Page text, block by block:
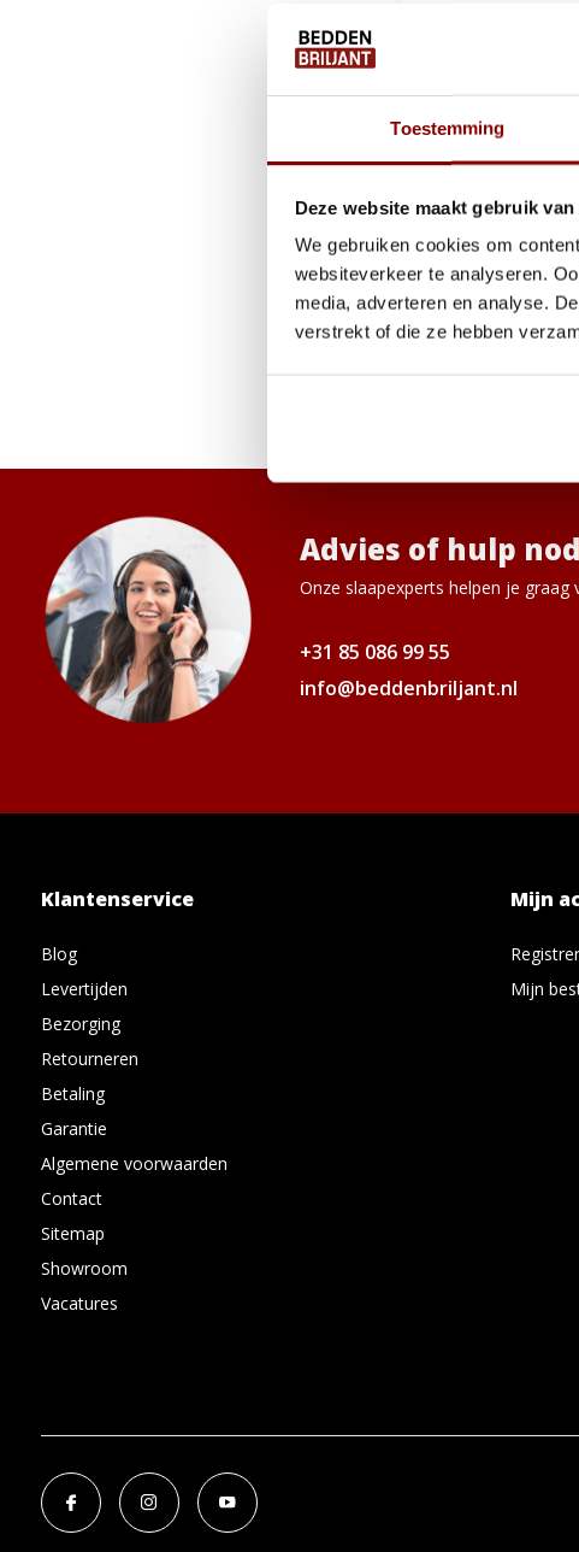
Toestemming
Deze website maakt gebruik
We gebruiken cookies om
websiteverkeer te analyseren.
media, adverteren en analyse.
verstrekt of die ze hebben
matraswig. Deze
Een matraswig
hebben en is over het
bijvoorbeeld zijn dat
geniet u beide van
Een matraswig is in
Advies of hulp
Onze slaapexperts helpen je graag
+31 85 086 99 55
info@beddenbriljant.nl
Klantenservice
Blog
Levertijden
Bezorging
Retourneren
Betaling
Garantie
Algemene voorwaarden
Contact
Sitemap
Showroom
Vacatures
Mijn
Mijn